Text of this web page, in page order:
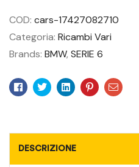
COD: cars-17427082710
Categoria: Ricambi Vari
Brands: BMW, SERIE 6
Facebook
TwitterLinkedinPinterest
Email
DESCRIZIONE